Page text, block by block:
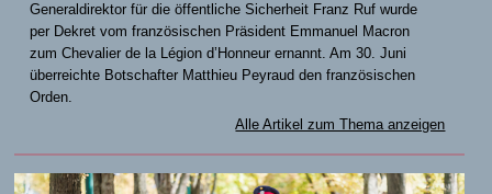
Generaldirektor für die öffentliche Sicherheit Franz Ruf wurde
per Dekret vom französischen Präsident Emmanuel Macron
zum Chevalier de la Légion d’Honneur ernannt. Am 30. Juni
überreichte Botschafter Matthieu Peyraud den französischen
Orden.
Alle Artikel zum Thema anzeigen